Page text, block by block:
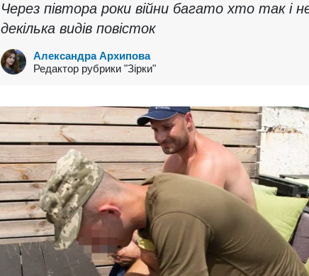
Через півтора роки війни багато хто так і
декілька видів повісток
Александра Архипова
Редактор рубрики "Зірки"